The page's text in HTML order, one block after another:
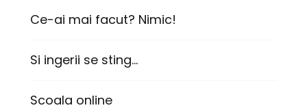
Ce-ai mai facut? Nimic!
Si ingerii se sting…
Scoala online